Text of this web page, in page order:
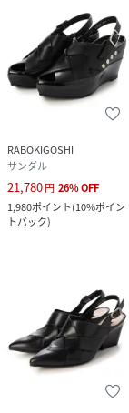
RABOKIGOSHI
サンダル
21,780円 26%OFF
1,980ポイント(10%ポイン
トバック)